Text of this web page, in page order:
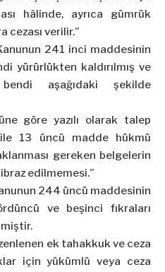
hâlinde, ayrıca gümrük
cezası verilir.”
241 inci maddesinin
yürürlükten kaldırılmış ve
aşağıdaki şekilde
göre yazılı olarak talep
13 üncü madde hükmü
gereken belgelerin
edilmemesi.”
244 üncü maddesinin
ve beşinci fıkraları
ek tahakkuk ve ceza
için yükümlü veya ceza